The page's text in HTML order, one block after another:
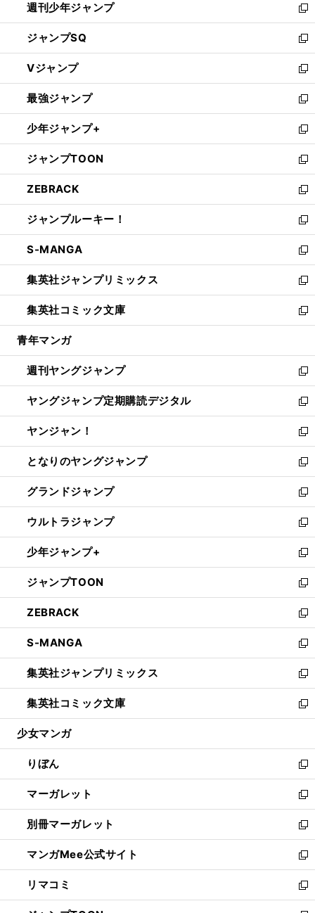
く
週刊少年ジャンプ
新
し
い
ウ
ィ
ン
ド
ウ
で
開
く
ジャンプSQ
新
し
い
ウ
ィ
ン
ド
ウ
で
開
く
Vジャンプ
新
し
い
ウ
ィ
ン
ド
ウ
で
開
く
最強ジャンプ
新
し
い
ウ
ィ
ン
ド
ウ
で
開
く
少年ジャンプ+
新
し
い
ウ
ィ
ン
ド
ウ
で
開
く
ジャンプTOON
新
し
い
ウ
ィ
ン
ド
ウ
で
開
く
ZEBRACK
新
し
い
ウ
ィ
ン
ド
ウ
で
開
ジャンプルーキー！
新
し
い
ウ
ィ
ン
ド
ウ
開
く
S-MANGA
新
し
い
ウ
ィ
ン
ウ
で
開
く
集英社ジャンプリミックス
新
し
い
ウ
ン
ド
ウ
で
開
く
集英社コミック文庫
新
し
ウ
ィ
ン
ド
ウ
で
開
く
青年マンガ
週刊ヤングジャンプ
新
し
い
ウ
ィ
ン
ド
ウ
で
開
く
ヤングジャンプ定期購読デジタル
新
し
い
ウ
ィ
ン
ド
ウ
で
開
く
ヤンジャン！
新
し
い
ウ
ィ
ン
ド
ウ
で
開
く
となりのヤングジャンプ
新
し
い
ウ
ィ
ン
ド
ウ
で
開
く
グランドジャンプ
新
し
い
ウ
ィ
ン
ド
ウ
で
開
く
ウルトラジャンプ
新
し
い
ウ
ィ
ン
ド
ウ
で
開
く
少年ジャンプ+
新
し
い
ウ
ィ
ン
ド
ウ
で
開
く
ジャンプTOON
新
し
い
ウ
ィ
ン
ド
ウ
で
開
ZEBRACK
新
し
い
ウ
ィ
ン
ド
ウ
開
く
S-MANGA
新
し
い
ウ
ィ
ン
ウ
で
開
く
集英社ジャンプリミックス
新
し
い
ウ
ン
ド
ウ
で
開
く
集英社コミック文庫
新
し
ウ
ィ
ン
ド
ウ
で
開
く
少女マンガ
りぼん
新
し
い
ウ
ィ
ン
ド
ウ
で
開
マーガレット
新
し
い
ウ
ィ
ン
ド
ウ
別冊マーガレット
新
し
い
ウ
ィ
ン
マンガMee公式サイト
新
し
い
ウ
リマコミ
新
し